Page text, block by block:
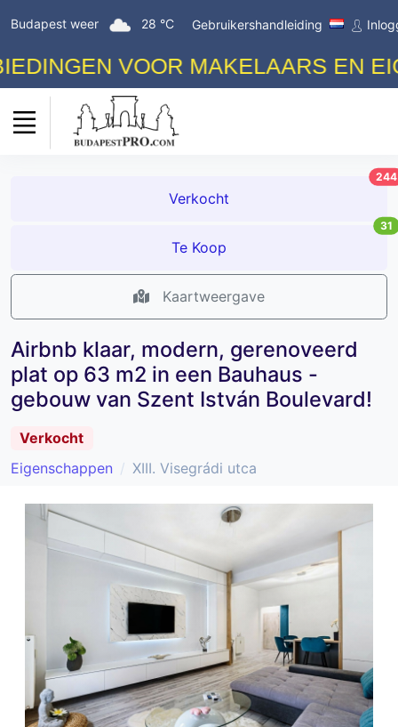
Budapest weer 28 °C Gebruikershandleiding
VOOR MAKELAARS EN
Verkocht
244
Te Koop
31
Kaartweergave
Airbnb klaar, modern, gerenoveerd
plat op 63 m2 in een Bauhaus -
gebouw van Szent István Boulevard!
Verkocht
Eigenschappen
XIII. Visegrádi utca